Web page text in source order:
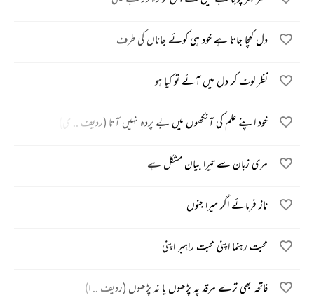
دل کھچا جاتا ہے خود ہی کوئے جاناں کی طرف
نظر لوٹ کر دل میں آئے تو کیا ہو
خود اپنے علم کی آنکھوں میں بے پردہ نہیں آتا (ردیف .. ی)
مری زبان سے تیرا بیان مشکل ہے
ناز فرمائے اگر میرا جنوں
محبت رہنما اپنی محبت راہبر اپنی
فاتحہ بھی ترے مرقد پہ پڑھوں یا نہ پڑھوں (ردیف .. ا)